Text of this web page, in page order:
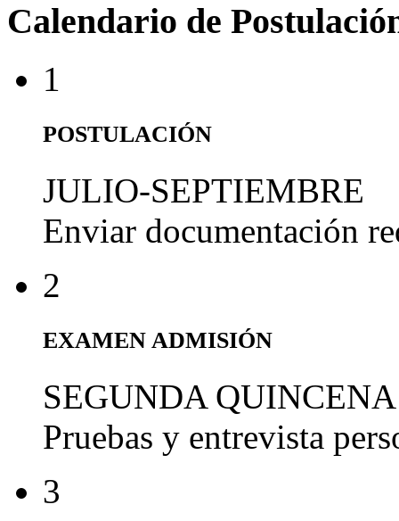
Calendario de
1
POSTULACIÓN
JULIO-SEPTIEMBRE
Enviar documentación
2
EXAMEN ADMISIÓN
SEGUNDA
Pruebas y entrevista
3